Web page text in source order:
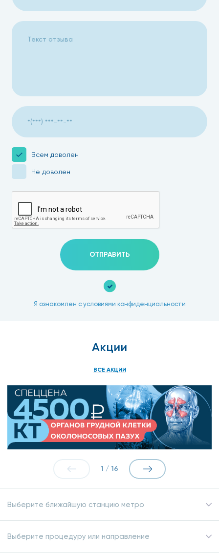
Всем доволен
Не доволен
ОТПРАВИТЬ
Я ознакомлен с условиями конфиденциальности
Акции
ВСЕ АКЦИИ
1 / 16
Выберите ближайшую станцию метро
Выберите процедуру или направление